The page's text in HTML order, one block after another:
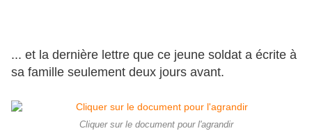
... et la dernière lettre que ce jeune soldat a écrite à
sa famille seulement deux jours avant.
Cliquer sur le document pour l'agrandir